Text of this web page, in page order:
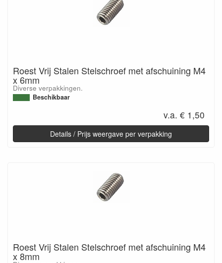
Roest Vrij Stalen Stelschroef met afschuining M4
x 6mm
Diverse verpakkingen.
Beschikbaar
v.a. € 1,50
Details / Prijs weergave per verpakking
Roest Vrij Stalen Stelschroef met afschuining M4
x 8mm